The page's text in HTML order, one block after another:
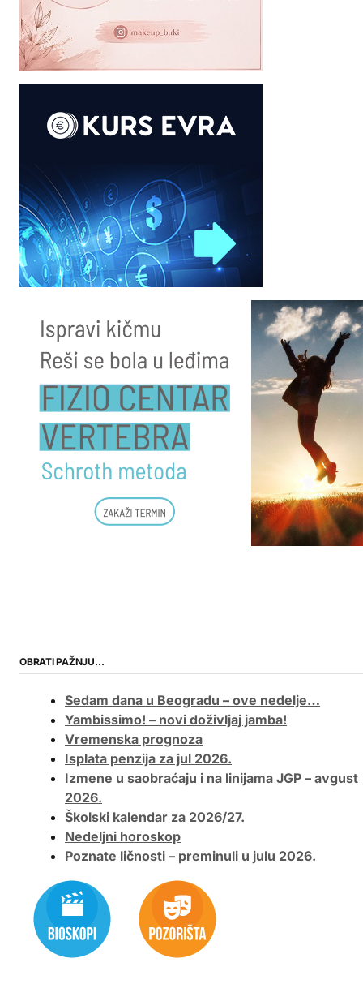
OBRATI PAŽNJU…
Sedam dana u Beogradu – ove nedelje…
Yambissimo! – novi doživljaj jamba!
Vremenska prognoza
Isplata penzija za jul 2026.
Izmene u saobraćaju i na linijama JGP – avgust
2026.
Školski kalendar za 2026/27.
Nedeljni horoskop
Poznate ličnosti – preminuli u julu 2026.